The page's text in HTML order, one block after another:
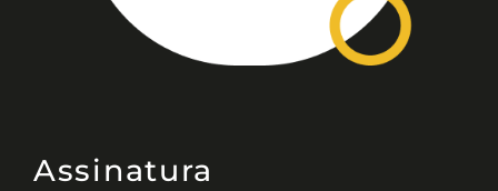
Assinatura